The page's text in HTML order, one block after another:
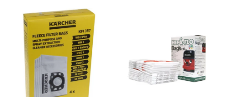
Decoratiuni
Gradinarit
Hobby-uri creative
Iluminat & Electrice
Jaluzele
Kit-uri automatizari porti si usi